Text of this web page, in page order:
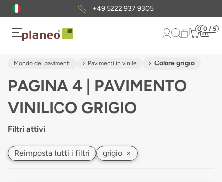
Pacchetto di campionigratuiti
0 0 / 5
Mondo dei pavimenti Pavimenti in vinile Colore grigio
PAGINA 4 | PAVIMENTO
VINILICO GRIGIO
Filtri attivi
Reimposta tutti i filtri grigio ×